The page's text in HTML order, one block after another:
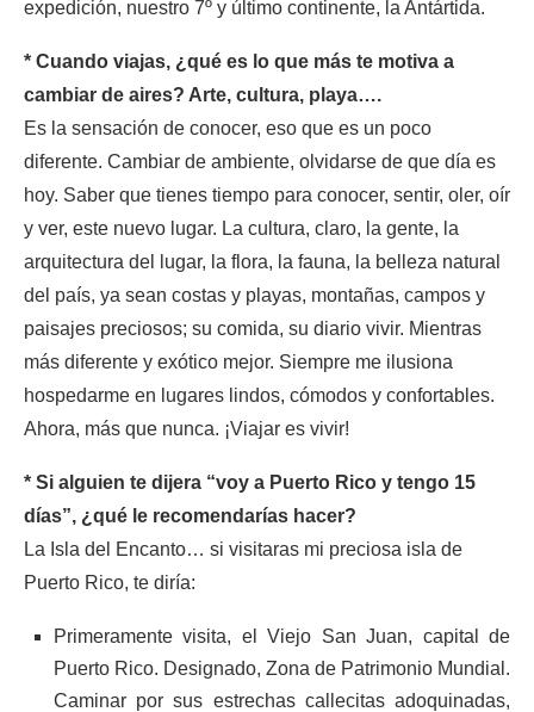
expedición, nuestro 7º y último continente, la Antártida.
* Cuando viajas, ¿qué es lo que más te motiva a
cambiar de aires? Arte, cultura, playa….
Es la sensación de conocer, eso que es un poco
diferente. Cambiar de ambiente, olvidarse de que día es
hoy. Saber que tienes tiempo para conocer, sentir, oler, oír
y ver, este nuevo lugar. La cultura, claro, la gente, la
arquitectura del lugar, la flora, la fauna, la belleza natural
del país, ya sean costas y playas, montañas, campos y
paisajes preciosos; su comida, su diario vivir. Mientras
más diferente y exótico mejor. Siempre me ilusiona
hospedarme en lugares lindos, cómodos y confortables.
Ahora, más que nunca. ¡Viajar es vivir!
* Si alguien te dijera “voy a Puerto Rico y tengo 15
días”, ¿qué le recomendarías hacer?
La Isla del Encanto… si visitaras mi preciosa isla de
Puerto Rico, te diría:
Primeramente visita, el Viejo San Juan, capital de
Puerto Rico. Designado, Zona de Patrimonio Mundial.
Caminar por sus estrechas callecitas adoquinadas,